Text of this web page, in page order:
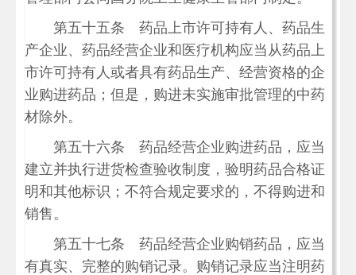
第五十五条 药品上市许可持有人、药品生
产企业、药品经营企业和医疗机构应当从药品上
市许可持有人或者具有药品生产、经营资格的企
业购进药品；但是，购进未实施审批管理的中药
材除外。
第五十六条 药品经营企业购进药品，应当
建立并执行进货检查验收制度，验明药品合格证
明和其他标识；不符合规定要求的，不得购进和
销售。
第五十七条 药品经营企业购销药品，应当
有真实、完整的购销记录。购销记录应当注明药